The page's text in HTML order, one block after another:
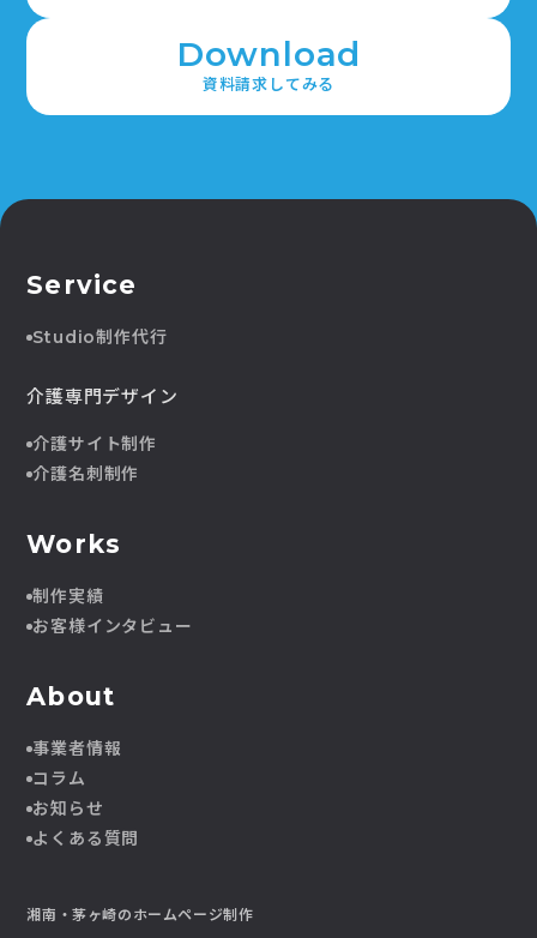
Download
資料請求してみる
Service
Studio制作代行
介護専門デザイン
介護サイト制作
介護名刺制作
Works
制作実績
お客様インタビュー
About
事業者情報
コラム
お知らせ
よくある質問
湘南・茅ヶ崎のホームページ制作